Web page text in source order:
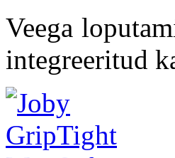
Veega
integreeritud